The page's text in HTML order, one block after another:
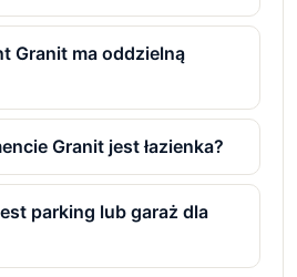
Granit ma oddzielną
Granit jest łazienka?
parking lub garaż dla